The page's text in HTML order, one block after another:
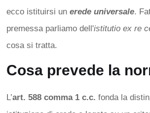
ecco istituirsi un erede universale.
premessa parliamo dell'istitutio ex re
cosa si tratta.
Cosa prevede la
L’art. 588 comma 1 c.c. fonda la